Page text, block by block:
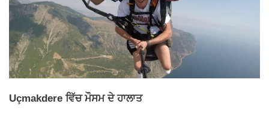
Uçmakdere ਵਿੱਚ ਮੌਸਮ ਦੇ ਹਾਲਾਤ